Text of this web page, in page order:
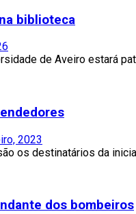
biblioteca
de Aveiro estará
2023
os destinatários da
dos bombeiros